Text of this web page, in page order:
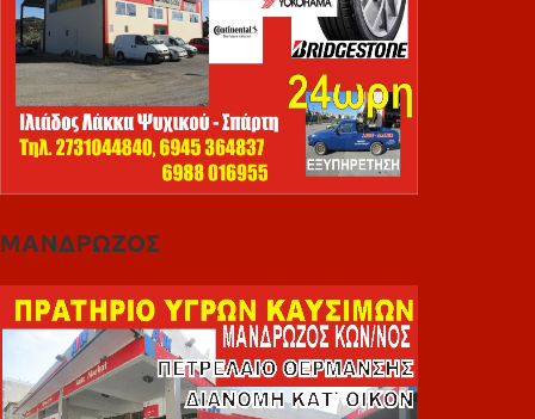
ΜΑΝΔΡΩΖΟΣ